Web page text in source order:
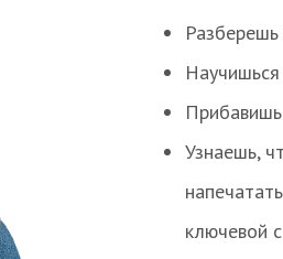
Узнаешь,
ключевой